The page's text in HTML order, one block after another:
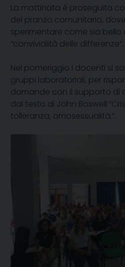
La mattinata è proseguita
del pranzo comunitario,
sperimentare come sia bello
“convivialità delle differenze”.
Nel pomeriggio i docenti si
gruppi laboratoriali, per
domande con il supporto di
dal testo di John Boswell
tolleranza, omosessualità.”.